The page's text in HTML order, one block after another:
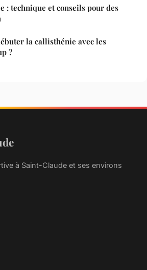
: technique et conseils pour des
la callisthénie avec les
?
à Saint-Claude et ses environs